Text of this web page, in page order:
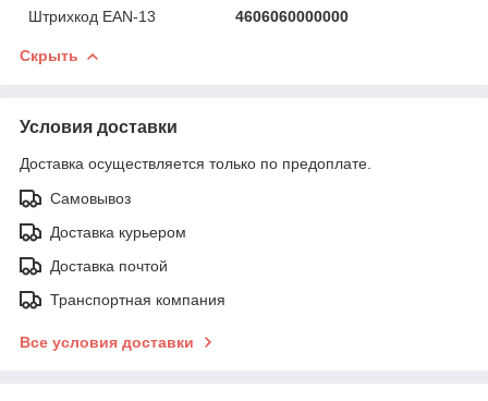
Штрихкод EAN-13
4606060000000
Скрыть
Условия доставки
Доставка осуществляется только по предоплате.
Самовывоз
Доставка курьером
Доставка почтой
Транспортная компания
Все условия доставки